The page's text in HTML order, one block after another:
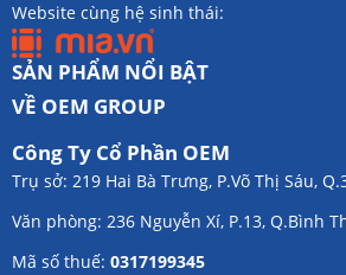
Website cùng hệ sinh thái:
SẢN PHẨM NỔI BẬT
VỀ OEM GROUP
Công Ty Cổ Phần OEM
Trụ sở: 219 Hai Bà Trưng, P.Võ Thị Sáu,
Văn phòng: 236 Nguyễn Xí, P.13, Q.Bình
Mã số thuế: 0317199345